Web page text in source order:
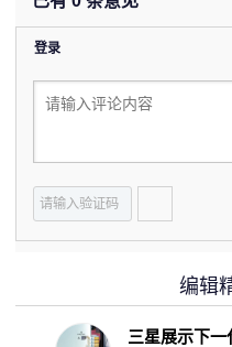
登录
编辑
三星展示下